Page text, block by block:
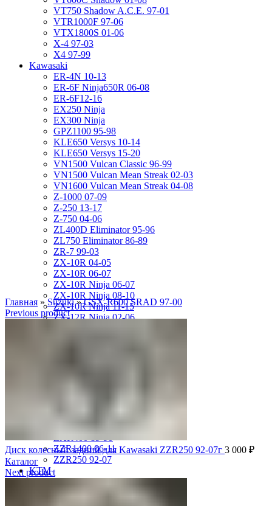
VT750 Shadow A.C.E. 97-01
VTR1000F 97-06
VTX1800S 01-06
X-4 97-03
X4 97-99
Kawasaki
ER-4N 10-13
ER-6F Ninja650R 06-08
ER-6F12-16
EX250 Ninja
EX300 Ninja
GPZ1100 95-98
KLE650 Versys 10-14
KLE650 Versys 15-20
VN1500 Vulcan Classic 96-99
VN1500 Vulcan Mean Streak 02-03
VN1600 Vulcan Mean Streak 04-08
Z-1000 07-09
Z-250 13-17
Z-750 04-06
ZL400D Eliminator 95-96
ZL750 Eliminator 86-89
ZR-7 99-03
ZX-10R 04-05
ZX-10R 06-07
ZX-10R Ninja 06-07
ZX-10R Ninja 08-10
ZX-10R Ninja 11-15
ZX-12R Ninja 02-06
ZX-6R 13-16
ZX-9R Ninja 00-03
ZZR1400 06-11
ZZR250 92-07
KTM
DUKE125 12-16
RC8
Главная » Suzuki»GSX-R600 SRAD 97-00
Previous product
Диск колесный задний для Kawasaki ZZR250 92-07г 3 000 ₽
Каталог
Next product